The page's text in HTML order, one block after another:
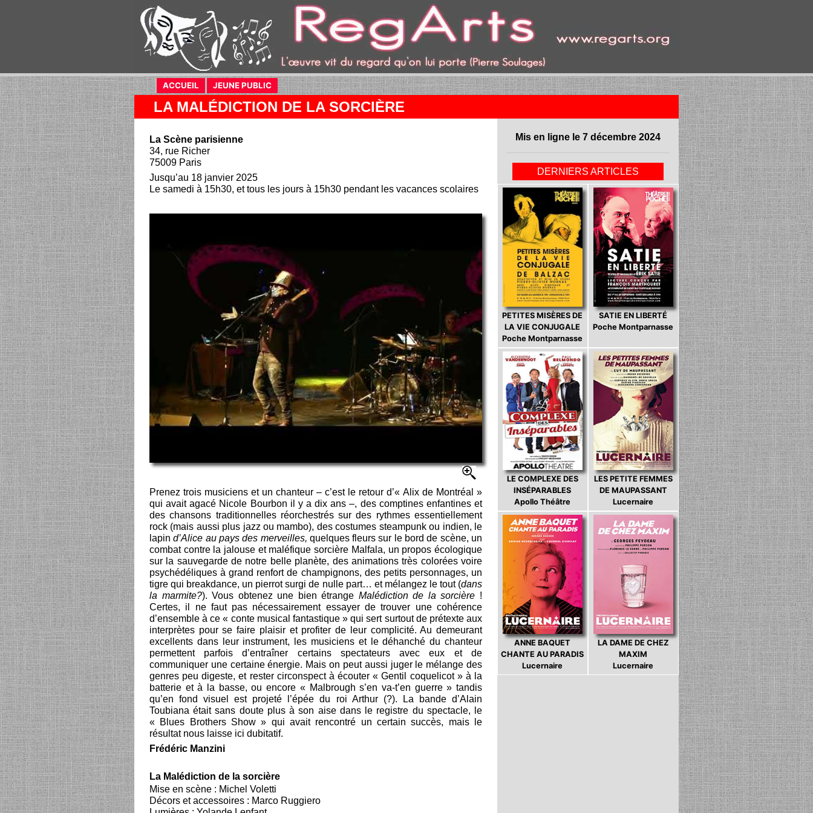
ACCUEIL JEUNE PUBLIC (current)
LA MALÉDICTION DE LA SORCIÈRE
La Scène parisienne
34, rue Richer
75009 Paris
Jusqu’au 18 janvier 2025
Le samedi à 15h30, et tous les jours à 15h30 pendant les vacances scolaires
Prenez trois musiciens et un chanteur – c’est le retour d’« Alix de Montréal »
qui avait agacé Nicole Bourbon il y a dix ans –, des comptines enfantines et
des chansons traditionnelles réorchestrés sur des rythmes essentiellement
rock (mais aussi plus jazz ou mambo), des costumes steampunk ou indien, le
lapind’Alice au pays des merveilles, quelques fleurs sur le bord de scène, un
combat contre la jalouse et maléfique sorcière Malfala, un propos écologique
sur la sauvegarde de notre belle planète, des animations très colorées voire
psychédéliques à grand renfort de champignons, des petits personnages, un
tigre qui breakdance, un pierrot surgi de nulle part… et mélangez le tout (dans
la marmite?). Vous obtenez une bien étrange Malédiction de la sorcière !
Certes, il ne faut pas nécessairement essayer de trouver une cohérence
d’ensemble à ce « conte musical fantastique » qui sert surtout de prétexte aux
interprètes pour se faire plaisir et profiter de leur complicité. Au demeurant
excellents dans leur instrument, les musiciens et le déhanché du chanteur
permettent parfois d’entraîner certains spectateurs avec eux et de
communiquer une certaine énergie. Mais on peut aussi juger le mélange des
genres peu digeste, et rester circonspect à écouter « Gentil coquelicot » à la
batterie et à la basse, ou encore « Malbrough s’en va-t’en guerre » tandis
qu’en fond visuel est projeté l’épée du roi Arthur (?). La bande d’Alain
Toubiana était sans doute plus à son aise dans le registre du spectacle, le
« Blues Brothers Show » qui avait rencontré un certain succès, mais le
résultat nous laisse ici dubitatif.
Frédéric Manzini
La Malédiction de la sorcière
Mise en scène : Michel Voletti
Décors et accessoires : Marco Ruggiero
Mis en ligne le 7 décembre 2024
DERNIERS ARTICLES
PETITES MISÈRES DE
LA VIE CONJUGALE
Poche Montparnasse
SATIE EN LIBERTÉ
Poche Montparnasse
LE COMPLEXE DES
INSÉPARABLES
Apollo Théâtre
LES PETITE FEMMES
DE MAUPASSANT
Lucernaire
ANNE BAQUET
CHANTE AU PARADIS
Lucernaire
LA DAME DE CHEZ
MAXIM
Lucernaire